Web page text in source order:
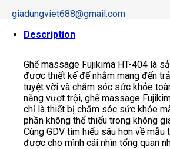
giadungviet688@gmail.com
Description
Ghế massage Fujikima HT-404 là
được thiết kế để nhằm mang đến
tuyệt vời và chăm sóc sức khỏe
năng vượt trội, ghế massage
chỉ là thiết bị chăm sóc sức khỏe
phần không thể thiếu trong không
Cùng GDV tìm hiểu sâu hơn về mẫu
được cho mình cái nhìn tổng quan